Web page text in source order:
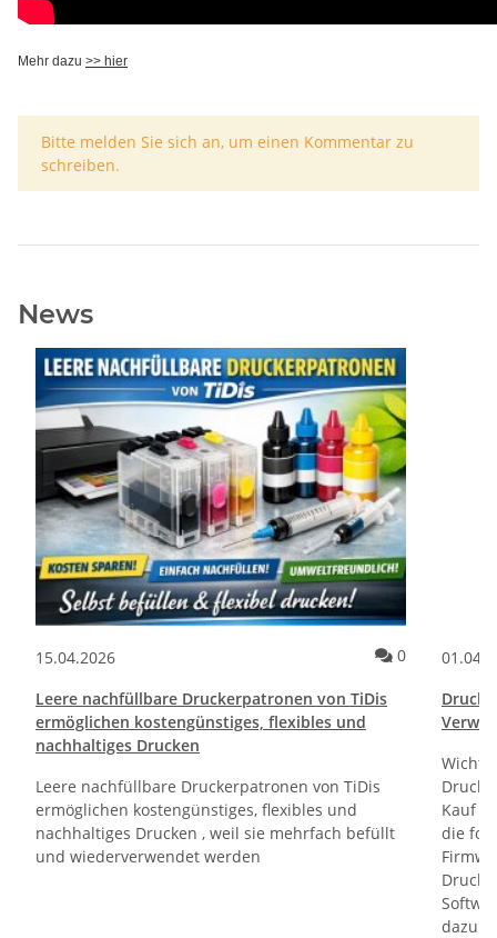
Mehr dazu >> hier
x
Bitte melden Sie sich an, um einen Kommentar zu
schreiben.
News
15.04.2026 Kommentare
0
Leere nachfüllbare Druckerpatronen von TiDis
ermöglichen kostengünstiges, flexibles und
nachhaltiges Drucken
Leere nachfüllbare Druckerpatronen von TiDis
ermöglichen kostengünstiges, flexibles und
nachhaltiges Drucken , weil sie mehrfach befüllt
und wiederverwendet werden
Kauf
die
dazu